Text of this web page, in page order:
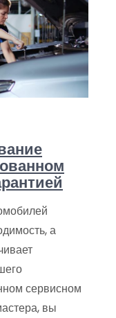
а
сервисном
вы